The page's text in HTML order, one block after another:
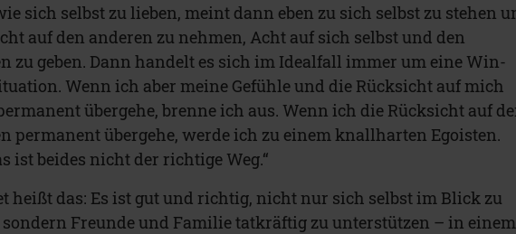
sich selbst zu lieben, meint dann eben zu sich selbst zu stehen
auf den anderen zu nehmen, Acht auf sich selbst und den
zu geben. Dann handelt es sich im Idealfall immer um eine Win-
Wenn ich aber meine Gefühle und die Rücksicht auf mich
übergehe, brenne ich aus. Wenn ich die Rücksicht auf
permanent übergehe, werde ich zu einem knallharten Egoisten.
ist beides nicht der richtige Weg.“
heißt das: Es ist gut und richtig, nicht nur sich selbst im Blick zu
sondern Freunde und Familie tatkräftig zu unterstützen – in einem